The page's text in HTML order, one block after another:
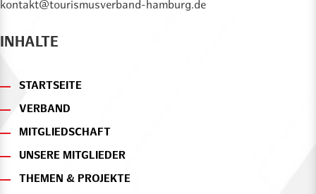
kontakt@tourismusverband-hamburg.de
INHALTE
STARTSEITE
VERBAND
MITGLIEDSCHAFT
UNSERE MITGLIEDER
THEMEN & PROJEKTE